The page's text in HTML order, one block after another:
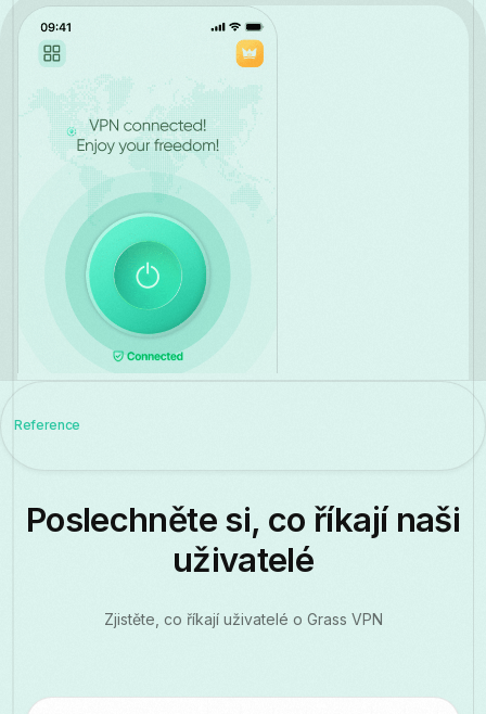
Reference
Poslechněte si, co říkají naši
uživatelé
Zjistěte, co říkají uživatelé o Grass VPN